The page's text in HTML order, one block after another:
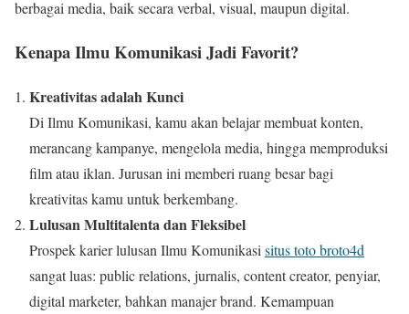
berbagai media, baik secara verbal, visual, maupun digital.
Kenapa Ilmu Komunikasi Jadi Favorit?
Kreativitas adalah Kunci
Di Ilmu Komunikasi, kamu akan belajar membuat konten,
merancang kampanye, mengelola media, hingga memproduksi
film atau iklan. Jurusan ini memberi ruang besar bagi
kreativitas kamu untuk berkembang.
Lulusan Multitalenta dan Fleksibel
Prospek karier lulusan Ilmu Komunikasi situs toto broto4d
sangat luas: public relations, jurnalis, content creator, penyiar,
digital marketer, bahkan manajer brand. Kemampuan